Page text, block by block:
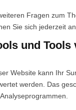
Fragen zum
Sie sich jederzeit
und
Website kann Ihr
werden. Das